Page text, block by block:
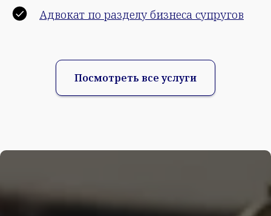
Адвокат по разделу бизнеса супругов
Посмотреть все услуги